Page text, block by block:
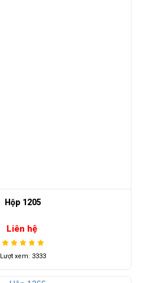
Hộp 1205
Liên hệ
Lượt xem: 3333